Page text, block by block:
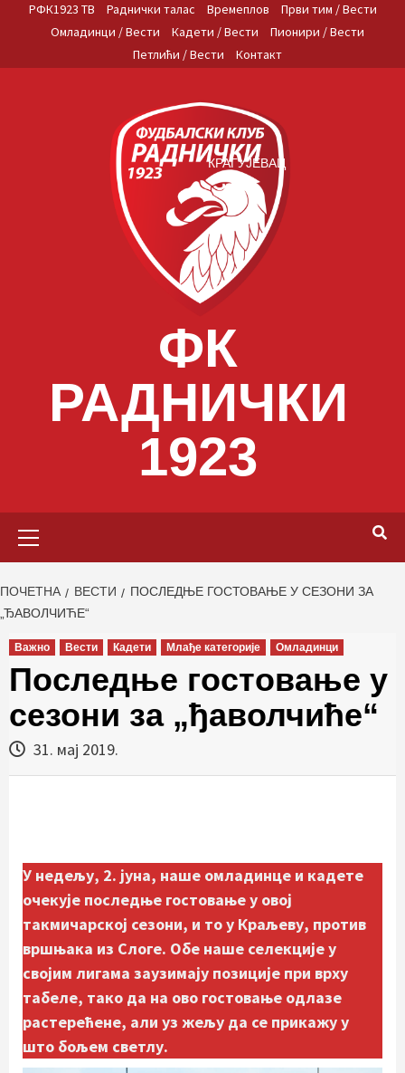
РФК1923 ТВ Раднички талас Времеплов
Први тим / Вести
Омладинци / Вести
Кадети / Вести
Пионири / Вести
Петлићи / Вести
Контакт
ФК
РАДНИЧКИ
1923
КРАГУЈЕВАЦ
ПОЧЕТНА ВЕСТИ
ПОСЛЕДЊЕ ГОСТОВАЊЕ У СЕЗОНИ ЗА
„ЂАВОЛЧИЋЕ“
Важно Вести Кадети Млађе категорије Омладинци
Последње гостовање у
сезони за „ђаволчиће“
31. мај 2019.
У недељу, 2. јуна, наше омладинце и кадете
очекује последње гостовање у овој
такмичарској сезони, и то у Краљеву, против
вршњака из Слоге. Обе наше селекције у
својим лигама заузимају позиције при врху
табеле, тако да на ово гостовање одлазе
растерећене, али уз жељу да се прикажу у
што бољем светлу.